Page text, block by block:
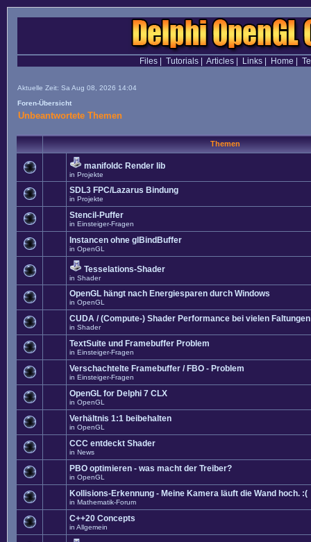
Files| Tutorials| Articles| Links| Home
Aktuelle Zeit: Sa Aug 08, 2026 14:04
Foren-Übersicht
Unbeantwortete Themen
Themen
manifoldc Render lib
in Projekte
SDL3 FPC/Lazarus Bindung
in Projekte
Stencil-Puffer
in Einsteiger-Fragen
Instancen ohne glBindBuffer
in OpenGL
Tesselations-Shader
in Shader
OpenGL hängt nach Energiesparen durch Windows
in OpenGL
CUDA / (Compute-) Shader Performance bei vielen Faltungen
in Shader
TextSuite und Framebuffer Problem
in Einsteiger-Fragen
Verschachtelte Framebuffer / FBO - Problem
in Einsteiger-Fragen
OpenGL for Delphi 7 CLX
in OpenGL
Verhältnis 1:1 beibehalten
in OpenGL
CCC entdeckt Shader
in News
PBO optimieren - was macht der Treiber?
in OpenGL
Kollisions-Erkennung - Meine Kamera läuft die Wand hoch. :(
in Mathematik-Forum
C++20 Concepts
in Allgemein